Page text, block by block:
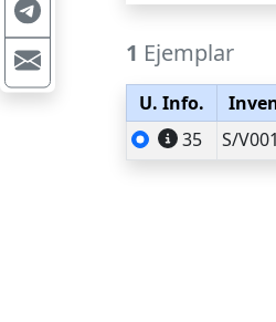
1 Ejemplar
U. Info.
35
S/